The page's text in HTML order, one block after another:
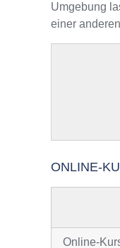
Umgebung
einer
ONLINE-
Online-